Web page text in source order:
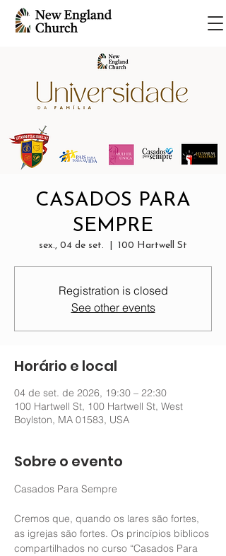
CASADOS PARA
SEMPRE
sex., 04 de set. 100 Hartwell St
Registration is closed
See other events
Horário e local
04 de set. de 2026, 19:30 – 22:30
100 Hartwell St, 100 Hartwell St, West
Boylston, MA 01583, USA
Sobre o evento
Casados Para Sempre
Cremos que, quando os lares são fortes,
as igrejas são fortes. Os princípios bíblicos
compartilhados no curso “Casados Para